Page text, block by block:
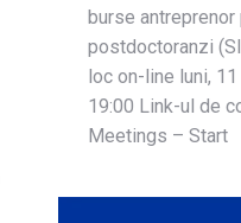
burse
postdoctoranzi
loc on-line luni,
19:00 Link-ul de
Meetings – Start